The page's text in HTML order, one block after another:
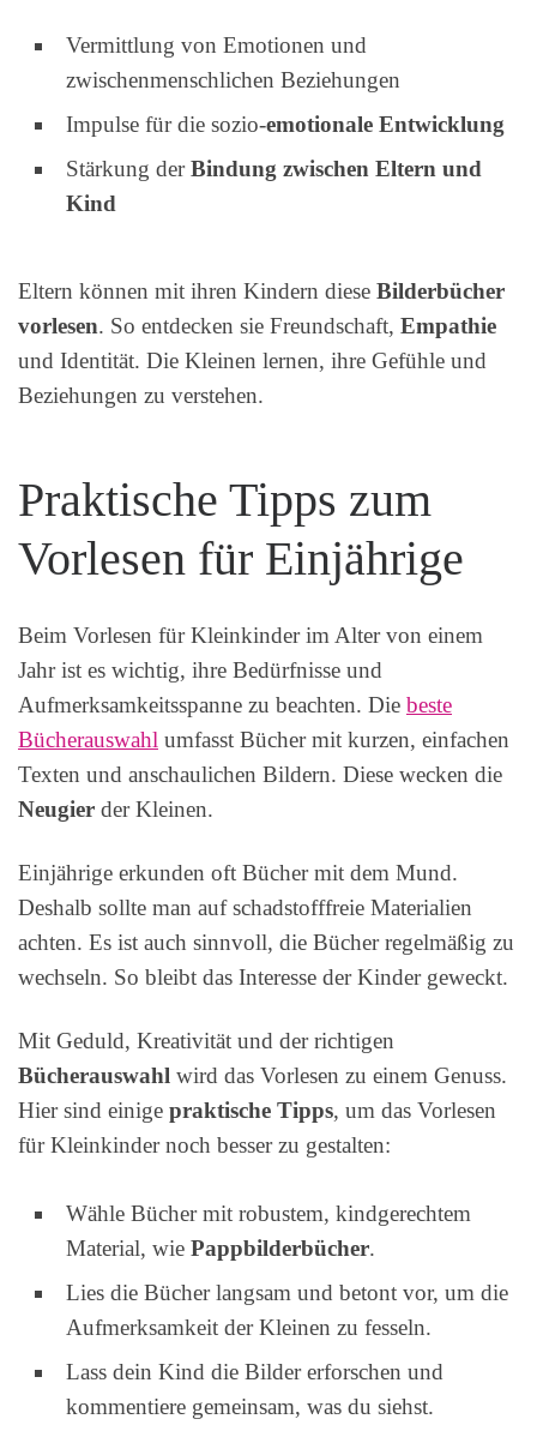
Vermittlung von Emotionen und
zwischenmenschlichen Beziehungen
Impulse für die sozio-emotionale Entwicklung
Stärkung derBindung zwischen Eltern und
Kind
Eltern können mit ihren Kindern diese Bilderbücher
vorlesen. So entdecken sie Freundschaft, Empathie
und Identität. Die Kleinen lernen, ihre Gefühle und
Beziehungen zu verstehen.
Praktische Tipps zum
Vorlesen für Einjährige
Beim Vorlesen für Kleinkinder im Alter von einem
Jahr ist es wichtig, ihre Bedürfnisse und
Aufmerksamkeitsspanne zu beachten. Die beste
Bücherauswahl umfasst Bücher mit kurzen, einfachen
Texten und anschaulichen Bildern. Diese wecken die
Neugier der Kleinen.
Einjährige erkunden oft Bücher mit dem Mund.
Deshalb sollte man auf schadstofffreie Materialien
achten. Es ist auch sinnvoll, die Bücher regelmäßig zu
wechseln. So bleibt das Interesse der Kinder geweckt.
Mit Geduld, Kreativität und der richtigen
Bücherauswahl wird das Vorlesen zu einem Genuss.
Hier sind einige praktische Tipps, um das Vorlesen
für Kleinkinder noch besser zu gestalten:
Wähle Bücher mit robustem, kindgerechtem
Material, wie Pappbilderbücher.
Lies die Bücher langsam und betont vor, um die
Aufmerksamkeit der Kleinen zu fesseln.
Lass dein Kind die Bilder erforschen und
kommentiere gemeinsam, was du siehst.